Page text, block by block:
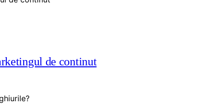
de continut